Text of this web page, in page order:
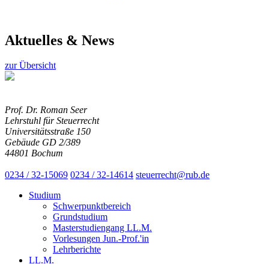
Aktuelles & News
zur Übersicht
Prof. Dr. Roman Seer
Lehrstuhl für Steuerrecht
Universitätsstraße 150
Gebäude GD 2/389
44801 Bochum
0234 / 32-15069 0234 / 32-14614 steuerrecht@rub.de
Studium
Schwerpunktbereich
Grundstudium
Masterstudiengang LL.M.
Vorlesungen Jun.-Prof.'in
Lehrberichte
LL.M.